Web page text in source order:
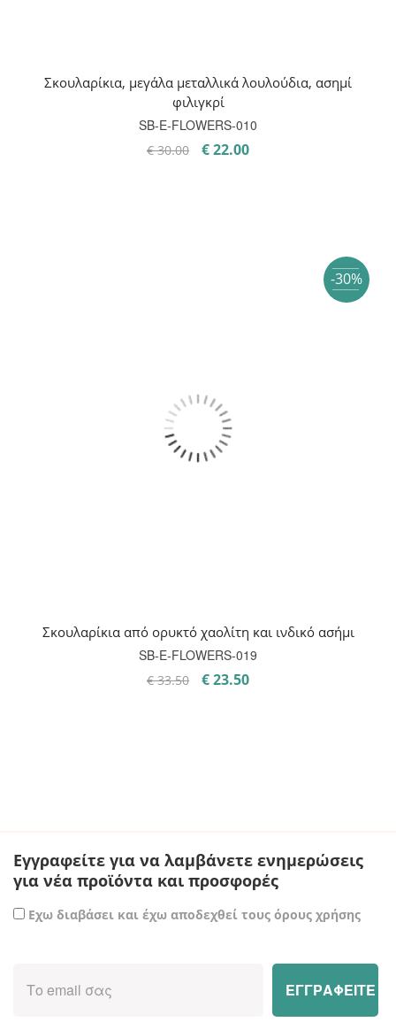
Σκουλαρίκια, μεγάλα μεταλλικά λουλούδια, ασημί
φιλιγκρί
SB-E-FLOWERS-010
€30.00
Original
€22.00Η
-30%
Σκουλαρίκια από ορυκτό χαολίτη και ινδικό ασήμι
SB-E-FLOWERS-019
€33.50
Original
€23.50Η
Εγγραφείτε για να λαμβάνετε ενημερώσεις
για νέα προϊόντα και προσφορές
Εχω διαβάσει και έχω αποδεχθεί τους όρους χρήσης